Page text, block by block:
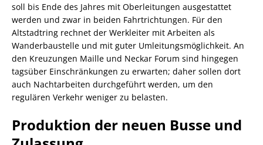
soll bis Ende des Jahres mit Oberleitungen ausgestattet
werden und zwar in beiden Fahrtrichtungen. Für den
Altstadtring rechnet der Werkleiter mit Arbeiten als
Wanderbaustelle und mit guter Umleitungsmöglichkeit. An
den Kreuzungen Maille und Neckar Forum sind hingegen
tagsüber Einschränkungen zu erwarten; daher sollen dort
auch Nachtarbeiten durchgeführt werden, um den
regulären Verkehr weniger zu belasten.
Produktion der neuen Busse und